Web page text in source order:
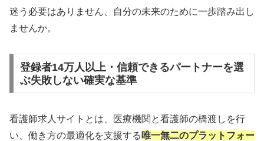
迷う必要はありません、自分の未来のために一歩踏み出し
ませんか。
登録者14万人以上・信頼できるパートナーを選
ぶ失敗しない確実な基準
看護師求人サイトとは、医療機関と看護師の橋渡しを行
い、働き方の最適化を支援する 唯一無二のプラットフォー